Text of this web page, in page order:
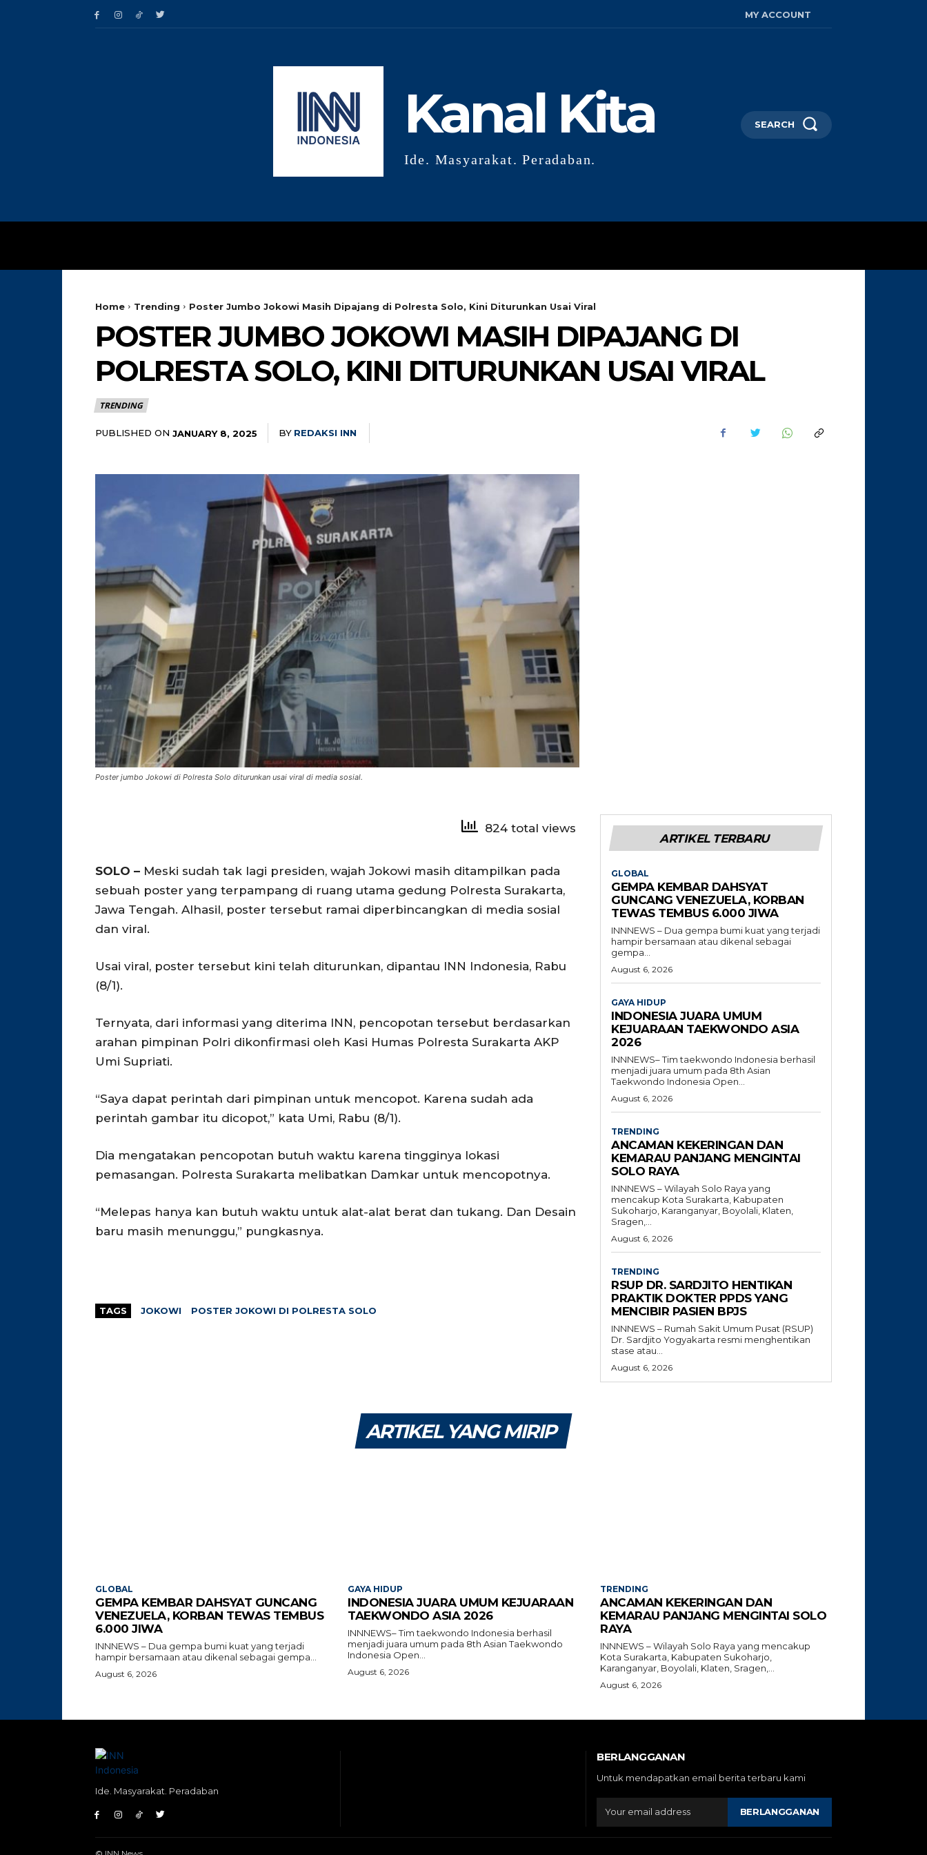
MY ACCOUNT
Kanal Kita
Ide. Masyarakat. Peradaban.
SEARCH
Home Trending Poster Jumbo Jokowi Masih Dipajang di Polresta Solo, Kini Diturunkan Usai Viral
POSTER JUMBO JOKOWI MASIH DIPAJANG DI
POLRESTA SOLO, KINI DITURUNKAN USAI VIRAL
TRENDING
PUBLISHED ON JANUARY 8, 2025 BY REDAKSI INN
Poster jumbo Jokowi di Polresta Solo diturunkan usai viral di media sosial.
824 total views
SOLO – Meski sudah tak lagi presiden, wajah Jokowi masih ditampilkan pada
sebuah poster yang terpampang di ruang utama gedung Polresta Surakarta,
Jawa Tengah. Alhasil, poster tersebut ramai diperbincangkan di media sosial
dan viral.
Usai viral, poster tersebut kini telah diturunkan, dipantau INN Indonesia, Rabu
(8/1).
Ternyata, dari informasi yang diterima INN, pencopotan tersebut berdasarkan
arahan pimpinan Polri dikonfirmasi oleh Kasi Humas Polresta Surakarta AKP
Umi Supriati.
“Saya dapat perintah dari pimpinan untuk mencopot. Karena sudah ada
perintah gambar itu dicopot,” kata Umi, Rabu (8/1).
Dia mengatakan pencopotan butuh waktu karena tingginya lokasi
pemasangan. Polresta Surakarta melibatkan Damkar untuk mencopotnya.
“Melepas hanya kan butuh waktu untuk alat-alat berat dan tukang. Dan Desain
baru masih menunggu,” pungkasnya.
TAGS JOKOWI POSTER JOKOWI DI POLRESTA SOLO
ARTIKEL TERBARU
GLOBAL
GEMPA KEMBAR DAHSYAT
GUNCANG VENEZUELA, KORBAN
TEWAS TEMBUS 6.000 JIWA
INNNEWS – Dua gempa bumi kuat yang terjadi
hampir bersamaan atau dikenal sebagai
gempa...
August 6, 2026
GAYA HIDUP
INDONESIA JUARA UMUM
KEJUARAAN TAEKWONDO ASIA
2026
INNNEWS– Tim taekwondo Indonesia berhasil
menjadi juara umum pada 8th Asian
Taekwondo Indonesia Open...
August 6, 2026
TRENDING
ANCAMAN KEKERINGAN DAN
KEMARAU PANJANG MENGINTAI
SOLO RAYA
INNNEWS – Wilayah Solo Raya yang
mencakup Kota Surakarta, Kabupaten
Sukoharjo, Karanganyar, Boyolali, Klaten,
Sragen,...
August 6, 2026
TRENDING
RSUP DR. SARDJITO HENTIKAN
PRAKTIK DOKTER PPDS YANG
MENCIBIR PASIEN BPJS
INNNEWS – Rumah Sakit Umum Pusat (RSUP)
Dr. Sardjito Yogyakarta resmi menghentikan
stase atau...
August 6, 2026
ARTIKEL YANG MIRIP
GLOBAL
GEMPA KEMBAR DAHSYAT GUNCANG
VENEZUELA, KORBAN TEWAS TEMBUS
6.000 JIWA
INNNEWS – Dua gempa bumi kuat yang terjadi
hampir bersamaan atau dikenal sebagai gempa...
August 6, 2026
GAYA HIDUP
INDONESIA JUARA UMUM KEJUARAAN
TAEKWONDO ASIA 2026
INNNEWS– Tim taekwondo Indonesia berhasil
menjadi juara umum pada 8th Asian Taekwondo
Indonesia Open...
August 6, 2026
TRENDING
ANCAMAN KEKERINGAN DAN
KEMARAU PANJANG MENGINTAI SOLO
RAYA
INNNEWS – Wilayah Solo Raya yang mencakup
Kota Surakarta, Kabupaten Sukoharjo,
Karanganyar, Boyolali, Klaten, Sragen,...
August 6, 2026
Ide. Masyarakat. Peradaban
BERLANGGANAN
Untuk mendapatkan email berita terbaru kami
BERLANGGANAN